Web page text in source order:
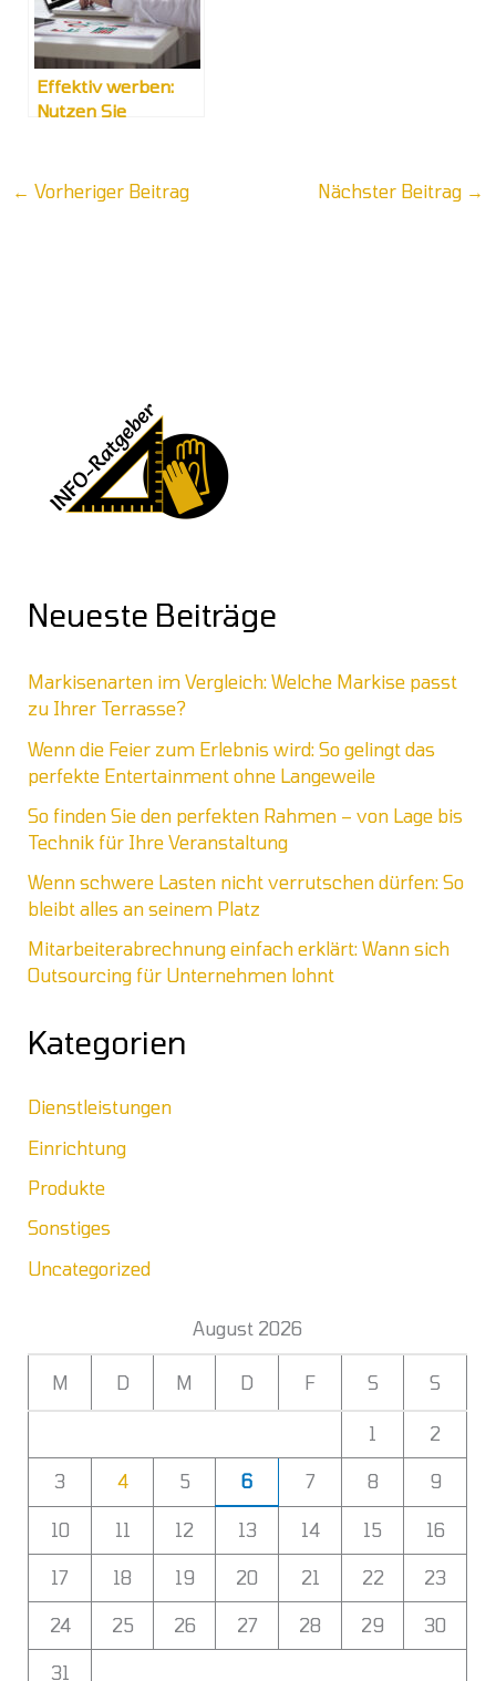
Effektiv werben:
Nutzen Sie
← Vorheriger Beitrag Nächster Beitrag →
Neueste Beiträge
Markisenarten im Vergleich: Welche Markise passt
zu Ihrer Terrasse?
Wenn die Feier zum Erlebnis wird: So gelingt das
perfekte Entertainment ohne Langeweile
So finden Sie den perfekten Rahmen – von Lage bis
Technik für Ihre Veranstaltung
Wenn schwere Lasten nicht verrutschen dürfen: So
bleibt alles an seinem Platz
Mitarbeiterabrechnung einfach erklärt: Wann sich
Outsourcing für Unternehmen lohnt
Kategorien
Dienstleistungen
Einrichtung
Produkte
Sonstiges
Uncategorized
August 2026
M D M D F S S
1 2
3 4 5 6 7 8 9
10 11 12 13 14 15 16
17 18 19 20 21 22 23
24 25 26 27 28 29 30
31